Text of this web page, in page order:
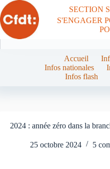
Passer
au
contenu
SECTION
S'ENGAGER
Accueil
Infos nationales
Infos flash
2024 : année zéro dans la
25 octobre 2024 5